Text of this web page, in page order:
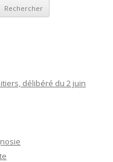
délibéré du 2 juin